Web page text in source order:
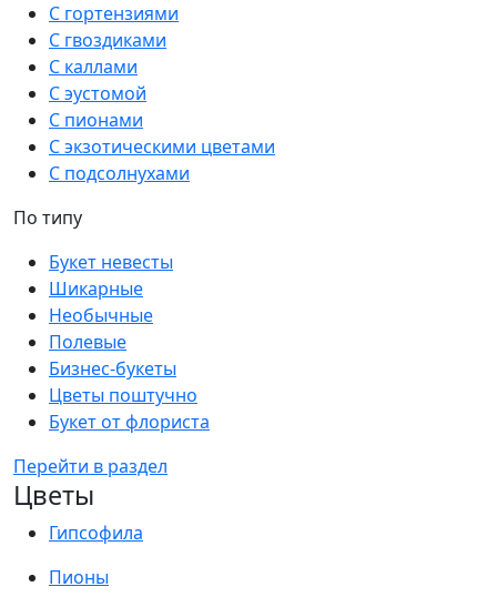
С гортензиями
С гвоздиками
С каллами
С эустомой
С пионами
С экзотическими цветами
С подсолнухами
По типу
Букет невесты
Шикарные
Необычные
Полевые
Бизнес-букеты
Цветы поштучно
Букет от флориста
Перейти в раздел
Цветы
Гипсофила
Пионы